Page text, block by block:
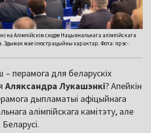
на Алімпійскім сходзе Нацыянальнага алімпійскага
Здымак мае ілюстрацыйны характар. Фота: прэс-
перамога для беларускіх
Аляксандра Лукашэнкі? Апейкін
дыпламатыі афіцыйнага
алімпійскага камітэту, але